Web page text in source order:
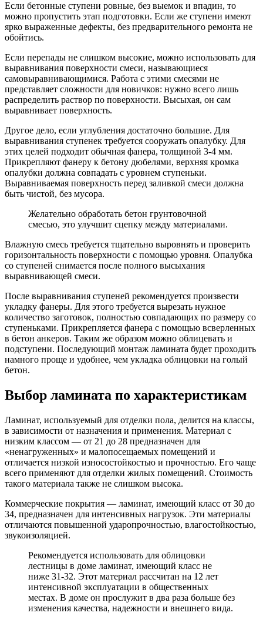
Если бетонные ступени ровные, без выемок и впадин, то
можно пропустить этап подготовки. Если же ступени имеют
ярко выраженные дефекты, без предварительного ремонта не
обойтись.
Если перепады не слишком высокие, можно использовать для
выравнивания поверхности смеси, называющиеся
самовыравнивающимися. Работа с этими смесями не
представляет сложности для новичков: нужно всего лишь
распределить раствор по поверхности. Высыхая, он сам
выравнивает поверхность.
Другое дело, если углубления достаточно большие. Для
выравнивания ступенек требуется сооружать опалубку. Для
этих целей подходит обычная фанера, толщиной 3-4 мм.
Прикрепляют фанеру к бетону дюбелями, верхняя кромка
опалубки должна совпадать с уровнем ступеньки.
Выравниваемая поверхность перед заливкой смеси должна
быть чистой, без мусора.
Желательно обработать бетон грунтовочной
смесью, это улучшит сцепку между материалами.
Влажную смесь требуется тщательно выровнять и проверить
горизонтальность поверхности с помощью уровня. Опалубка
со ступеней снимается после полного высыхания
выравнивающей смеси.
После выравнивания ступеней рекомендуется произвести
укладку фанеры. Для этого требуется вырезать нужное
количество заготовок, полностью совпадающих по размеру со
ступеньками. Прикрепляется фанера с помощью всверленных
в бетон анкеров. Таким же образом можно облицевать и
подступени. Последующий монтаж ламината будет проходить
намного проще и удобнее, чем укладка облицовки на голый
бетон.
Выбор ламината по характеристикам
Ламинат, используемый для отделки пола, делится на классы,
в зависимости от назначения и применения. Материал с
низким классом — от 21 до 28 предназначен для
«ненагруженных» и малопосещаемых помещений и
отличается низкой износостойкостью и прочностью. Его чаще
всего применяют для отделки жилых помещений. Стоимость
такого материала также не слишком высока.
Коммерческие покрытия — ламинат, имеющий класс от 30 до
34, предназначен для интенсивных нагрузок. Эти материалы
отличаются повышенной ударопрочностью, влагостойкостью,
звукоизоляцией.
Рекомендуется использовать для облицовки
лестницы в доме ламинат, имеющий класс не
ниже 31-32. Этот материал рассчитан на 12 лет
интенсивной эксплуатации в общественных
местах. В доме он прослужит в два раза больше без
изменения качества, надежности и внешнего вида.